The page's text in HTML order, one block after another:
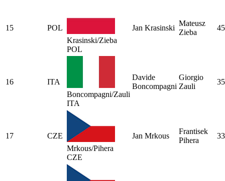
15
POL
Krasinski/Zieba
POL
Jan Krasinski
Mateusz
Zieba
45
16
ITA
Boncompagni/Zauli
ITA
Davide
Boncompagni
Giorgio
Zauli
35
17
CZE
Mrkous/Pihera
CZE
Jan Mrkous
Frantisek
Pihera
33